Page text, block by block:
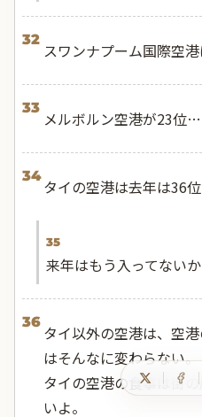
32
スワンナプーム国際空
33
メルボルン空港が23位…
34
タイの空港は去年は36
35
来年はもう入ってない
36
タイ以外の空港は、空
はそんなに変わらない。
タイの空港の食事は街
いよ。